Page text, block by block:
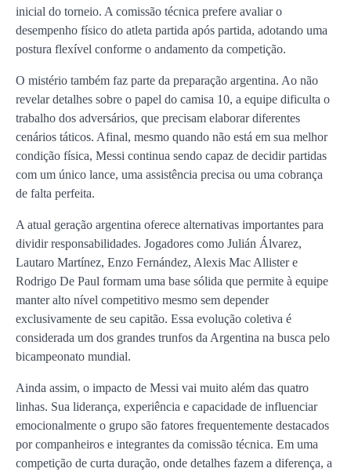
inicial do torneio. A comissão técnica prefere avaliar o
desempenho físico do atleta partida após partida, adotando uma
postura flexível conforme o andamento da competição.
O mistério também faz parte da preparação argentina. Ao não
revelar detalhes sobre o papel do camisa 10, a equipe dificulta o
trabalho dos adversários, que precisam elaborar diferentes
cenários táticos. Afinal, mesmo quando não está em sua melhor
condição física, Messi continua sendo capaz de decidir partidas
com um único lance, uma assistência precisa ou uma cobrança
de falta perfeita.
A atual geração argentina oferece alternativas importantes para
dividir responsabilidades. Jogadores como Julián Álvarez,
Lautaro Martínez, Enzo Fernández, Alexis Mac Allister e
Rodrigo De Paul formam uma base sólida que permite à equipe
manter alto nível competitivo mesmo sem depender
exclusivamente de seu capitão. Essa evolução coletiva é
considerada um dos grandes trunfos da Argentina na busca pelo
bicampeonato mundial.
Ainda assim, o impacto de Messi vai muito além das quatro
linhas. Sua liderança, experiência e capacidade de influenciar
emocionalmente o grupo são fatores frequentemente destacados
por companheiros e integrantes da comissão técnica. Em uma
competição de curta duração, onde detalhes fazem a diferença, a